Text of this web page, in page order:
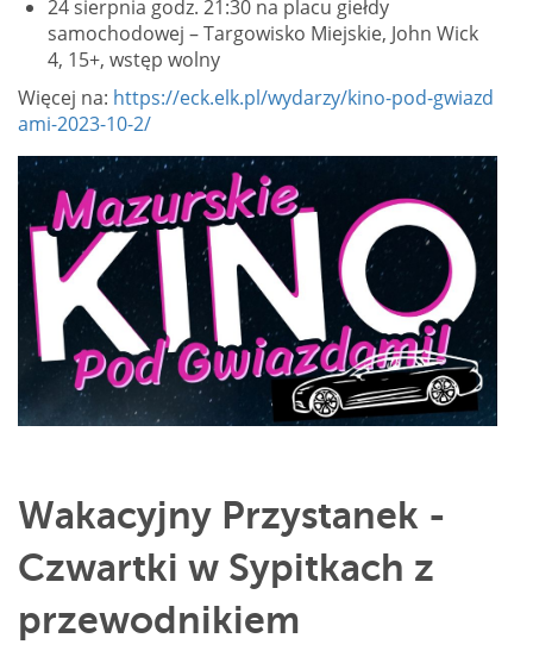
24 sierpnia godz. 21:30 na placu giełdy
samochodowej – Targowisko Miejskie, John Wick
4, 15+, wstęp wolny
Więcej na: https://eck.elk.pl/wydarzy/kino-pod-gwiazd
ami-2023-10-2/
Wakacyjny Przystanek -
Czwartki w Sypitkach z
przewodnikiem